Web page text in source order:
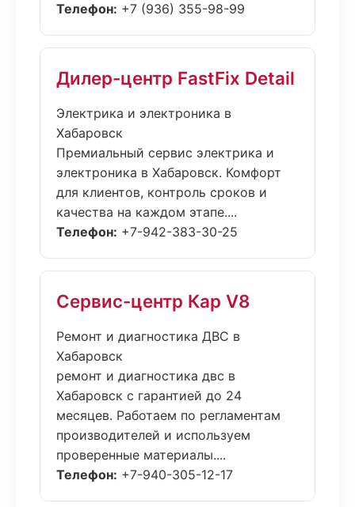
Телефон: +7 (936) 355-98-99
Дилер-центр FastFix Detail
Электрика и электроника в
Хабаровск
Премиальный сервис электрика и
электроника в Хабаровск. Комфорт
для клиентов, контроль сроков и
качества на каждом этапе....
Телефон: +7-942-383-30-25
Сервис-центр Кар V8
Ремонт и диагностика ДВС в
Хабаровск
ремонт и диагностика двс в
Хабаровск с гарантией до 24
месяцев. Работаем по регламентам
производителей и используем
проверенные материалы....
Телефон: +7-940-305-12-17